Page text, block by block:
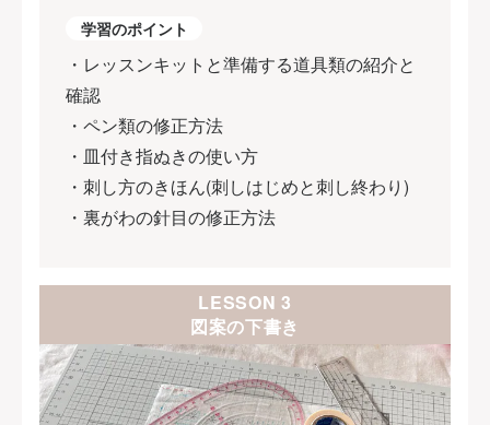
学習のポイント
・レッスンキットと準備する道具類の紹介と
確認
・ペン類の修正方法
・皿付き指ぬきの使い方
・刺し方のきほん(刺しはじめと刺し終わり)
・裏がわの針目の修正方法
LESSON 3
図案の下書き